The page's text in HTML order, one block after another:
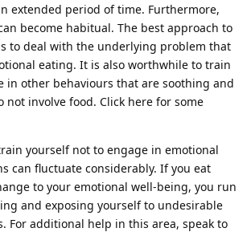
extended period of time. Furthermore,
become habitual. The best approach to
to deal with the underlying problem that
eating. It is also worthwhile to train
in other behaviours that are soothing and
involve food. Click here for some
yourself not to engage in emotional
can fluctuate considerably. If you eat
to your emotional well-being, you run
and exposing yourself to undesirable
For additional help in this area, speak to